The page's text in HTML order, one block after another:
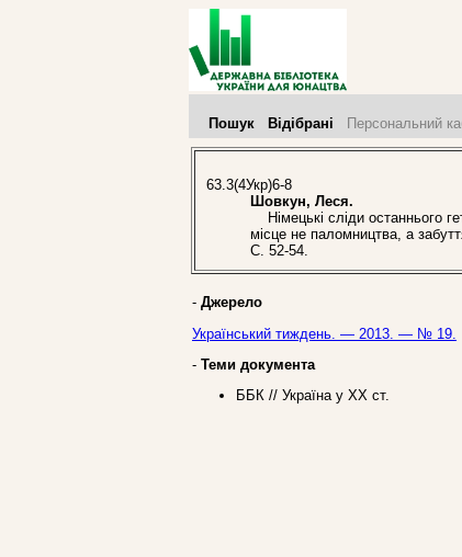
Пошук Відібрані Персональний
63.3(4Укр)6-8
Шовкун, Леся.
Німецькі сліди останнього
місце не паломництва, а
С. 52-54.
- Джерело
Український тиждень. — 2013. — № 19.
- Теми документа
ББК // Україна у ХХ ст.